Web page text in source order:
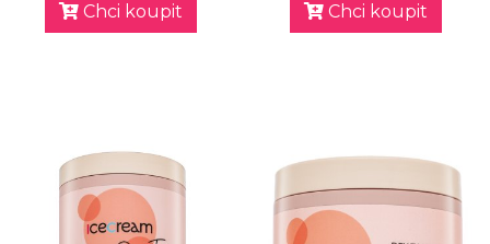
Chci koupit Chci koupit